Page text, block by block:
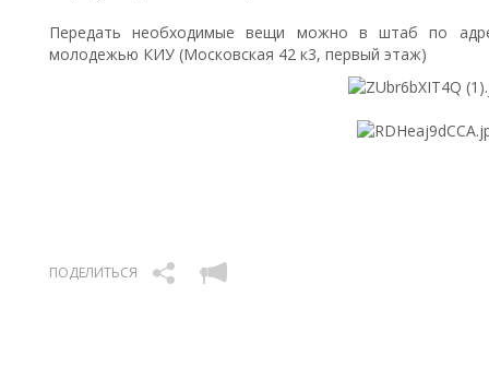
Передать необходимые вещи можно в штаб по
молодежью КИУ (Московская 42 к3, первый этаж)
ПОДЕЛИТЬСЯ